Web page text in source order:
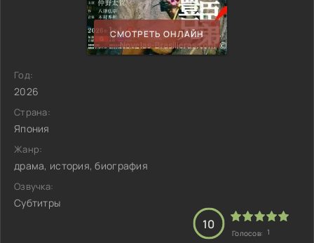
СМОТРЕТЬ ОНЛАЙН
Год:
2026
Страна:
Япония
Жанр:
драма, история, биография
Озвучка:
Субтитры
10
Голосов: 1